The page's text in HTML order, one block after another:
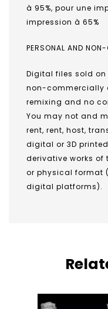
à 95%, pour une
impression à 65%
PERSONAL AND
Digital files sold
non-commercially
remixing and no
You may not and
rent, rent, host,
digital or 3D
derivative works
or physical format
digital platforms).